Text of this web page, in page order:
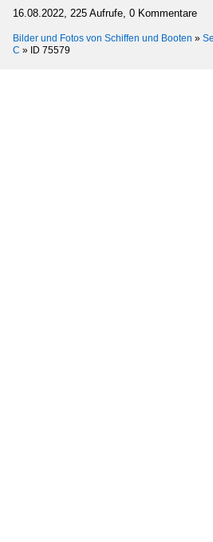
16.08.2022, 225 Aufrufe, 0 Kommentare
Bilder und Fotos von Schiffen und Booten »
C » ID 75579